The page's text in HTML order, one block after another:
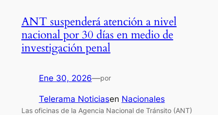
ANT suspenderá atención a nivel
nacional por 30 días en medio de
investigación penal
Ene 30, 2026—por
Telerama Noticiasen Nacionales
Las oficinas de la Agencia Nacional de Tránsito (ANT)